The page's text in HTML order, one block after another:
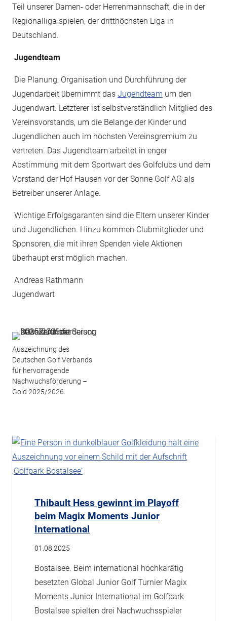
Teil unserer Damen- oder Herrenmannschaft, die in der
Regionalliga spielen, der dritthöchsten Liga in
Deutschland.
Jugendteam
Die Planung, Organisation und Durchführung der
Jugendarbeit übernimmt das Jugendteam um den
Jugendwart. Letzterer ist selbstverständlich Mitglied des
Vereinsvorstands, um die Belange der Kinder und
Jugendlichen auch im höchsten Vereinsgremium zu
vertreten. Das Jugendteam arbeitet in enger
Abstimmung mit dem Sportwart des Golfclubs und dem
Vorstand der Hof Hausen vor der Sonne Golf AG als
Betreiber unserer Anlage.
Wichtige Erfolgsgaranten sind die Eltern unserer Kinder
und Jugendlichen. Hinzu kommen Clubmitglieder und
Sponsoren, die mit ihren Spenden viele Aktionen
überhaupt erst möglich machen.
Andreas Rathmann
Jugendwart
Auszeichnung des
Deutschen Golf Verbands
für hervorragende
Nachwuchsförderung –
Gold 2025/2026.
Thibault Hess gewinnt im Playoff
beim Magix Moments Junior
International
01.08.2025
Bostalsee. Beim international hochkarätig
besetzten Global Junior Golf Turnier Magix
Moments Junior International im Golfpark
Bostalsee spielten drei Nachwuchsspieler